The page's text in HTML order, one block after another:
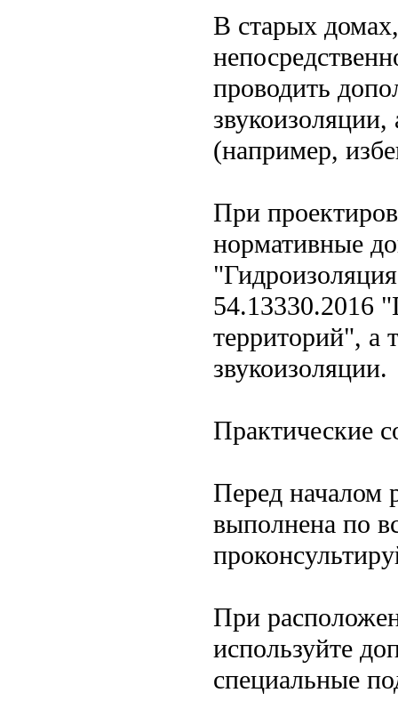
В старых
проводить
звукоизоляции,
(например,
При
нормативные
54.13330.2016
территорий", а
звукоизоляции.
Практические
Перед началом
выполнена по
При
используйте
специальные